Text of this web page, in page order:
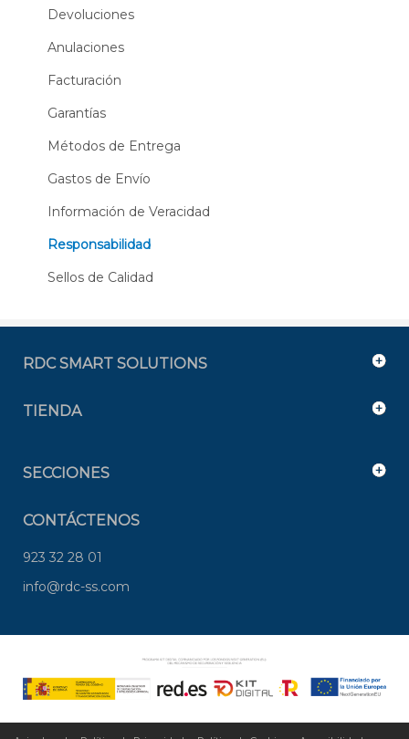
Devoluciones
Anulaciones
Facturación
Garantías
Métodos de Entrega
Gastos de Envío
Información de Veracidad
Responsabilidad
Sellos de Calidad
RDC SMART SOLUTIONS
TIENDA
SECCIONES
CONTÁCTENOS
923 32 28 01
info@rdc-ss.com